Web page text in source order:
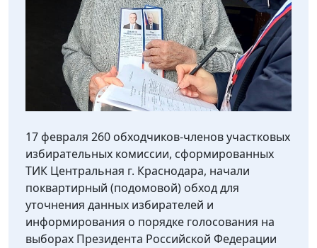
17 февраля 260 обходчиков-членов участковых
избирательных комиссии, сформированных
ТИК Центральная г. Краснодара, начали
поквартирный (подомовой) обход для
уточнения данных избирателей и
информирования о порядке голосования на
выборах Президента Российской Федерации